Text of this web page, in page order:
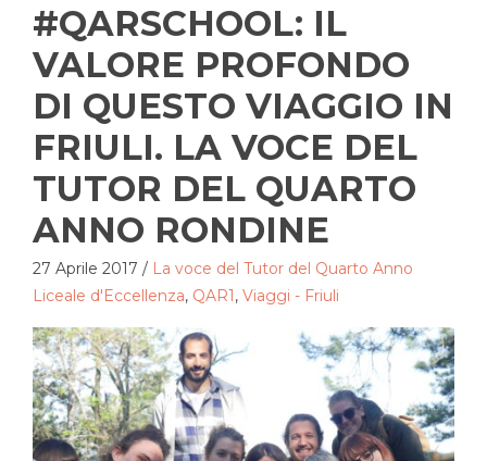
#QARSCHOOL: IL
VALORE PROFONDO
DI QUESTO VIAGGIO IN
FRIULI. LA VOCE DEL
TUTOR DEL QUARTO
ANNO RONDINE
27 Aprile 2017 / La voce del Tutor del Quarto Anno
Liceale d'Eccellenza, QAR1, Viaggi - Friuli